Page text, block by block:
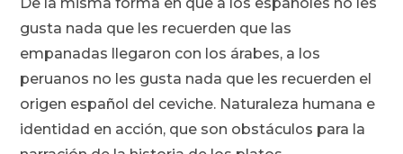
De la misma forma en que a los españoles no les
gusta nada que les recuerden que las
empanadas llegaron con los árabes, a los
peruanos no les gusta nada que les recuerden el
origen español del ceviche. Naturaleza humana e
identidad en acción, que son obstáculos para la